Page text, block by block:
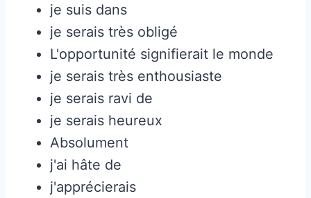
je suis dans
je serais très obligé
L'opportunité signifierait le monde
je serais très enthousiaste
je serais ravi de
je serais heureux
Absolument
j'ai hâte de
j'apprécierais